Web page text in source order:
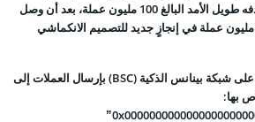
(Binance) الإجمالي إلى هدفه طويل الأمد البالغ 100 مليون عملة، بعد أن وصل
المعروض حالياً إلى 137.73 مليون عملة في إنجازٍ جديد للتصميم الانكماشي
تمَّ هذا الحرق بشكلٍ مباشر على شبكة بينانس الذكية (BSC) بإرسال العملات إلى
بها: